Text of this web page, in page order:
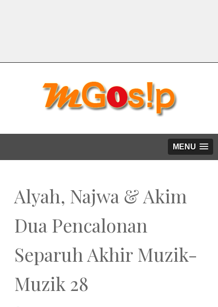
MENU
Alyah, Najwa & Akim
Dua Pencalonan
Separuh Akhir Muzik-
Muzik 28